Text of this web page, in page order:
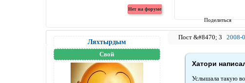
Поделиться
3 2008-
Ляхтырдым
Свой
Хатори
Услышала такую